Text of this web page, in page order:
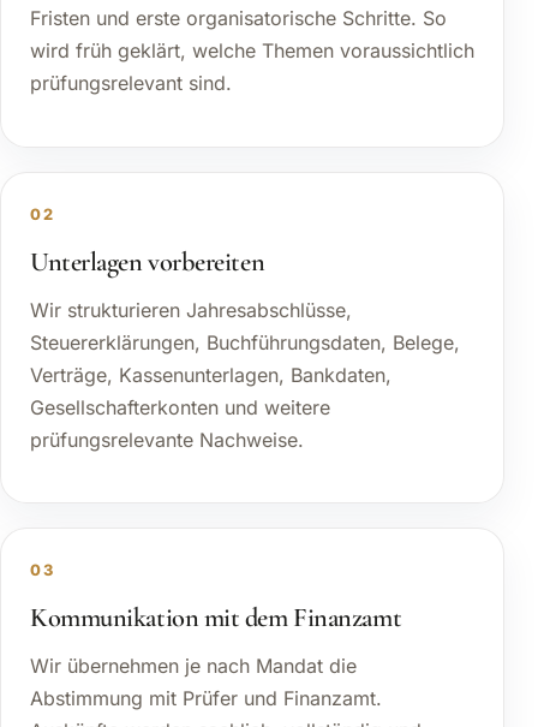
Fristen und erste organisatorische Schritte. So
wird früh geklärt, welche Themen voraussichtlich
prüfungsrelevant sind.
02
Unterlagen vorbereiten
Wir strukturieren Jahresabschlüsse,
Steuererklärungen, Buchführungsdaten, Belege,
Verträge, Kassenunterlagen, Bankdaten,
Gesellschafterkonten und weitere
prüfungsrelevante Nachweise.
03
Kommunikation mit dem Finanzamt
Wir übernehmen je nach Mandat die
Abstimmung mit Prüfer und Finanzamt.